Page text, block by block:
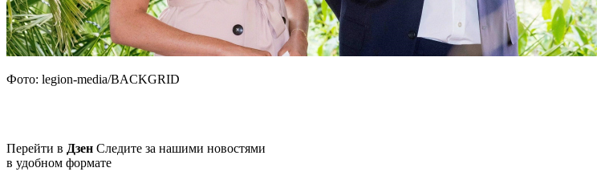
Фото: legion-media/BACKGRID
Перейти в Дзен Следите за нашими новостями
в удобном формате